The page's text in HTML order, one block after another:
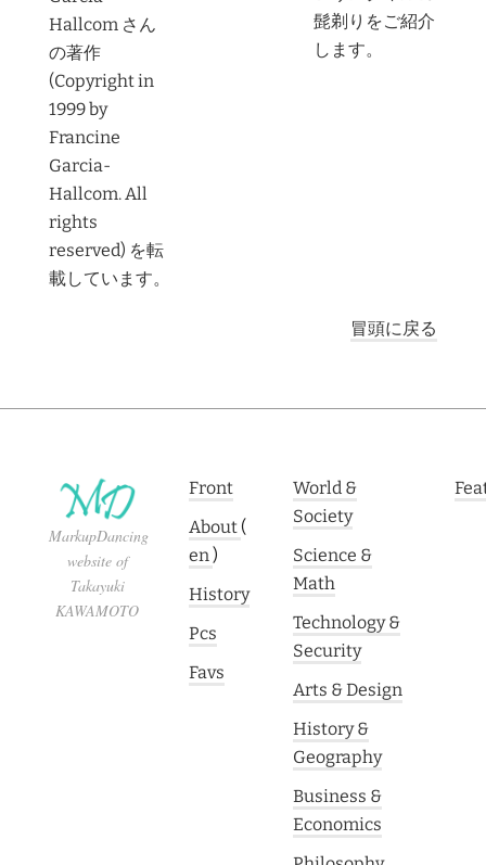
Hallcom さん
の著作
(Copyright in
1999 by
Francine
Garcia-
Hallcom. All
rights
reserved) を転
載しています。
髭剃りをご紹介
します。
冒頭に戻る
MarkupDancing
website of
Takayuki
KAWAMOTO
Front
About (
en)
History
Pcs
Favs
World &
Society
Science &
Math
Technology &
Security
Arts & Design
History &
Geography
Business &
Economics